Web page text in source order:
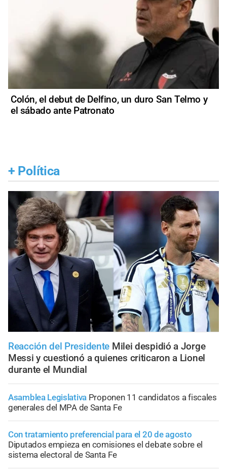
Colón, el debut de Delfino, un duro San Telmo y
el sábado ante Patronato
+ Política
Reacción del Presidente Milei despidió a Jorge
Messi y cuestionó a quienes criticaron a Lionel
durante el Mundial
Asamblea Legislativa Proponen 11 candidatos a fiscales
generales del MPA de Santa Fe
Con tratamiento preferencial para el 20 de agosto
Diputados empieza en comisiones el debate sobre el
sistema electoral de Santa Fe